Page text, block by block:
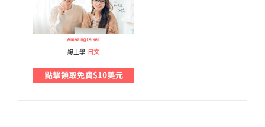
線上學 日文